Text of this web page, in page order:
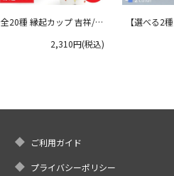
全20種 縁起カップ 吉祥/青
2,310円(税込)
【選べる2
ご利用ガイド
プライバシーポリシー